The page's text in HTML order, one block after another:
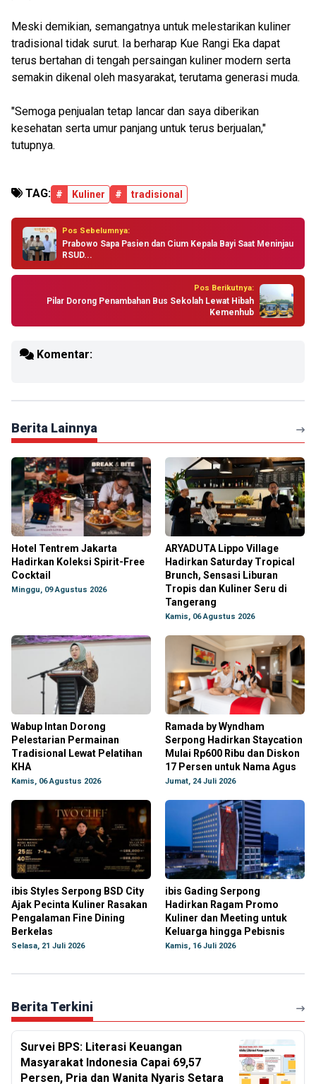
Meski demikian, semangatnya untuk melestarikan kuliner
tradisional tidak surut. Ia berharap Kue Rangi Eka dapat
terus bertahan di tengah persaingan kuliner modern serta
semakin dikenal oleh masyarakat, terutama generasi muda.
"Semoga penjualan tetap lancar dan saya diberikan
kesehatan serta umur panjang untuk terus berjualan,"
tutupnya.
TAG: # Kuliner # tradisional
Pos Sebelumnya:
Prabowo Sapa Pasien dan Cium Kepala Bayi Saat Meninjau
RSUD...
Pos Berikutnya:
Pilar Dorong Penambahan Bus Sekolah Lewat Hibah
Kemenhub
Komentar:
Berita Lainnya
Hotel Tentrem Jakarta
Hadirkan Koleksi Spirit-Free
Cocktail
Minggu, 09 Agustus 2026
ARYADUTA Lippo Village
Hadirkan Saturday Tropical
Brunch, Sensasi Liburan
Tropis dan Kuliner Seru di
Tangerang
Kamis, 06 Agustus 2026
Wabup Intan Dorong
Pelestarian Permainan
Tradisional Lewat Pelatihan
KHA
Kamis, 06 Agustus 2026
Ramada by Wyndham
Serpong Hadirkan Staycation
Mulai Rp600 Ribu dan Diskon
17 Persen untuk Nama Agus
Jumat, 24 Juli 2026
ibis Styles Serpong BSD City
Ajak Pecinta Kuliner Rasakan
Pengalaman Fine Dining
Berkelas
Selasa, 21 Juli 2026
ibis Gading Serpong
Hadirkan Ragam Promo
Kuliner dan Meeting untuk
Keluarga hingga Pebisnis
Kamis, 16 Juli 2026
Berita Terkini
Survei BPS: Literasi Keuangan
Masyarakat Indonesia Capai 69,57
Persen, Pria dan Wanita Nyaris Setara